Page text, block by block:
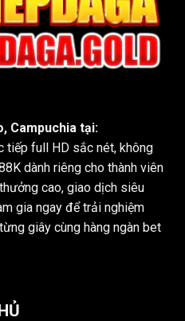
Campuchia tại:
tiếp full HD sắc nét, không
dành riêng cho thành viên
cao, giao dịch siêu
gia ngay để trải nghiệm
giây cùng hàng ngàn bet